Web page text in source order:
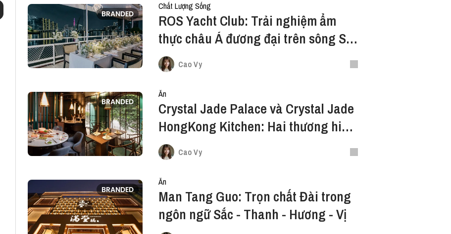
BRANDED
Chất Lượng Sống
ROS Yacht Club: Trải nghiệm ẩm
thực châu Á đương đại trên sông Sài
Gòn Cao Vy
BRANDED
Ăn
Crystal Jade Palace và Crystal Jade
HongKong Kitchen: Hai thương hiệu
chung "gia tộc" có gì khác nhau?
Cao Vy
BRANDED
Ăn
Man Tang Guo: Trọn chất Đài trong
ngôn ngữ Sắc - Thanh - Hương - Vị